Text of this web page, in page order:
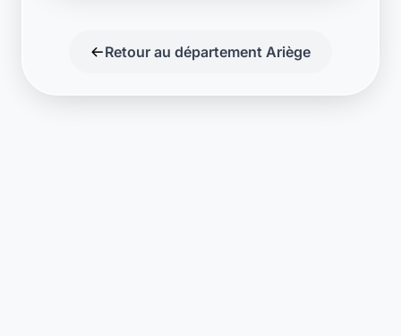
Retour au département Ariège